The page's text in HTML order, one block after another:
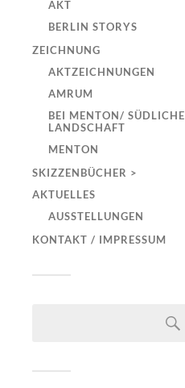
AKT
BERLIN STORYS
ZEICHNUNG
AKTZEICHNUNGEN
AMRUM
BEI MENTON/ SÜDLICHE
LANDSCHAFT
MENTON
SKIZZENBÜCHER >
AKTUELLES
AUSSTELLUNGEN
KONTAKT / IMPRESSUM